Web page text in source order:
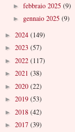
► febbraio 2025 (9)
► gennaio 2025 (9)
► 2024 (149)
► 2023 (57)
► 2022 (117)
► 2021 (38)
► 2020 (22)
► 2019 (53)
► 2018 (42)
► 2017 (39)